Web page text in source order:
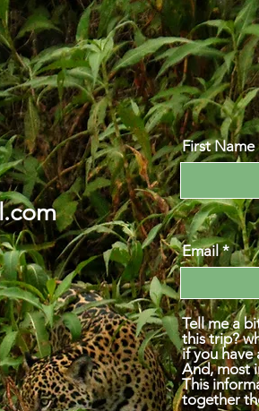
First Name
Email
Tell me a
this trip?
if you
And, most
This
together